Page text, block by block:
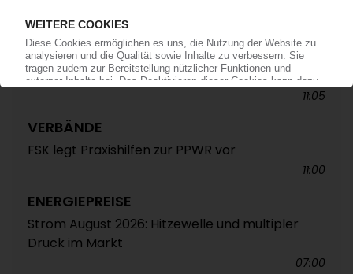
TecPart: Verband ruft zur Teilnahme an EU-
Konsultation zum Rezyklatanteil auf /
Öffentliche Webkonferenz soll Industrieposition
abstimmen
11:05
VERBÄNDE
FSK legt Praxishilfen zur PPWR vor
11:00
ENERGIEPREISE
Strom August 2026: Hitzewelle und multipler
Druck im Markt
07:00